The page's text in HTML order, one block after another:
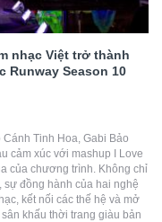
nhạc Việt trở thành
Runway Season 10
Tinh Hoa, Gabi Bảo
cảm xúc với mashup I Love
của chương trình. Không chỉ
sự đồng hành của hai nghệ
kết nối các thế hệ và mở
khấu thời trang giàu bản